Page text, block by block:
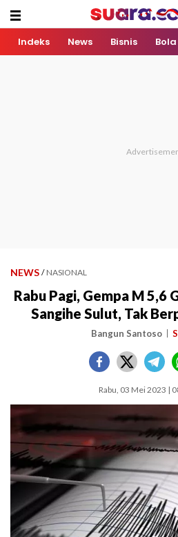
Indeks News Bisnis Bola
NEWS / NASIONAL
Rabu Pagi, Gempa M 5,6
Sangihe Sulut, Tak
Bangun Santoso
Rabu, 03 Mei 2023 |